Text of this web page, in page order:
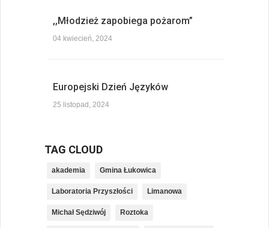
,,Młodzież zapobiega pożarom”
04 kwiecień, 2024
Europejski Dzień Języków
25 listopad, 2024
TAG CLOUD
akademia Gmina Łukowica
Laboratoria Przyszłości Limanowa
Michał Sędziwój Roztoka